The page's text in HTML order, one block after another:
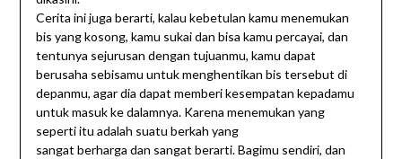
Cerita ini juga berarti, kalau kebetulan kamu menemukan
bis yang kosong, kamu sukai dan bisa kamu percayai, dan
tentunya sejurusan dengan tujuanmu, kamu dapat
berusaha sebisamu untuk menghentikan bis tersebut di
depanmu, agar dia dapat memberi kesempatan kepadamu
untuk masuk ke dalamnya. Karena menemukan yang
seperti itu adalah suatu berkah yang
sangat berharga dan sangat berarti. Bagimu sendiri, dan